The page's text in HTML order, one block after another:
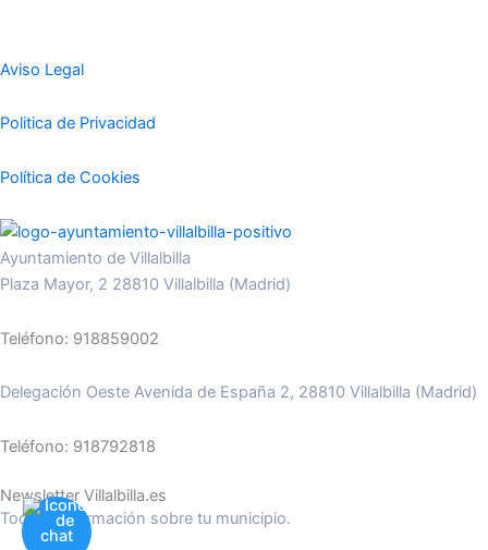
Aviso Legal
Politica de Privacidad
Política de Cookies
Ayuntamiento de Villalbilla
Plaza Mayor, 2 28810 Villalbilla (Madrid)
Teléfono: 918859002
Delegación Oeste Avenida de España 2, 28810 Villalbilla (Madrid)
Teléfono: 918792818
Newsletter Villalbilla.es
Toda la información sobre tu municipio.